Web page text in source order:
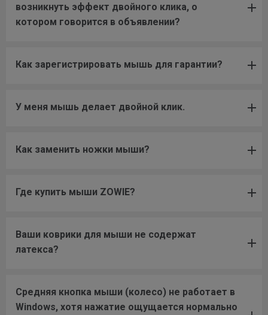
возникнуть эффект двойного клика, о
котором говорится в объявлении?
Как зарегистрировать мышь для гарантии?
У меня мышь делает двойной клик.
Как заменить ножки мыши?
Где купить мыши ZOWIE?
Ваши коврики для мыши не содержат
латекса?
Средняя кнопка мыши (колесо) не работает в
Windows, хотя нажатие ощущается нормально